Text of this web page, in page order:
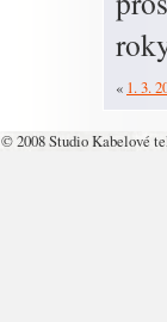
« 1. 3.
© 2008 Studio Kabelové